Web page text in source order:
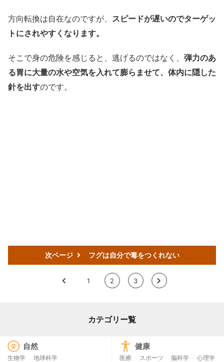
方向転換は自在なのですが、 スピードが遅いのでターゲッ
トにされやすくなります。
そこで身の危険を感じると、逃げるのではなく、 弾力のあ
る胃に大量の水や空気を入れて膨らませて、体内に隠した
針を出すのです。
次ページ フグは自分で毒をつくれない
< 1 2 3 >
カテゴリー覧
自然
生物学 地球科学
健康
医療 スポーツ 脳科学 心理学